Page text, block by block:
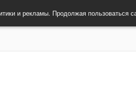
и рекламы. Продолжая пользоваться